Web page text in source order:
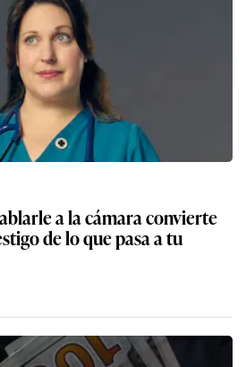
a la cámara convierte
de lo que pasa a tu